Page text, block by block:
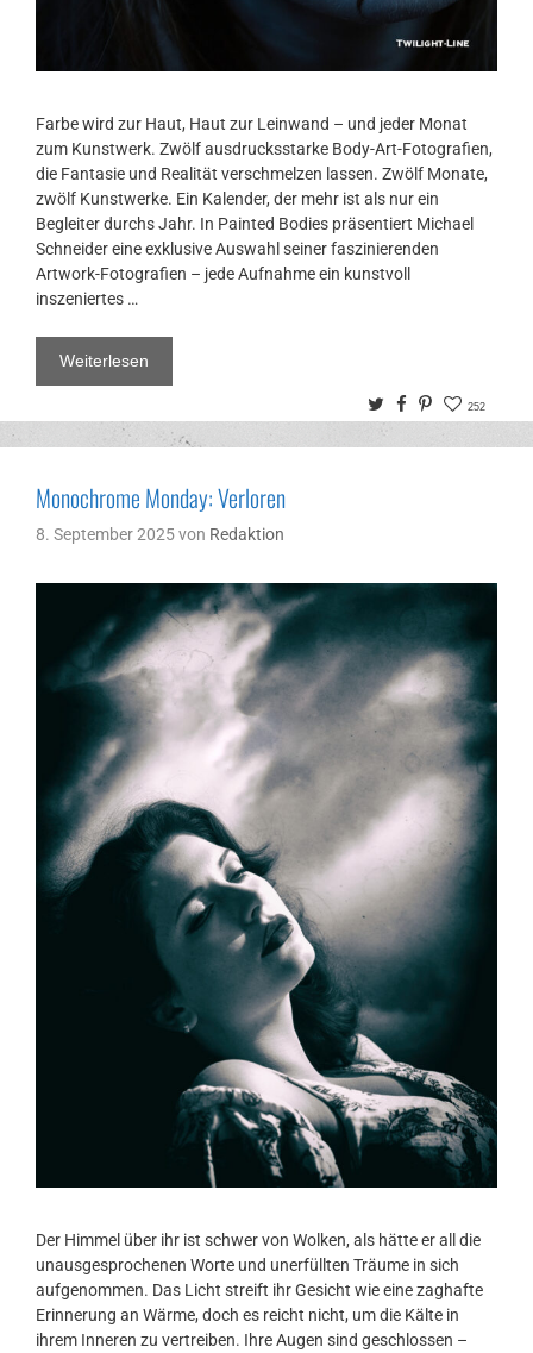
Farbe wird zur Haut, Haut zur Leinwand – und jeder Monat
zum Kunstwerk. Zwölf ausdrucksstarke Body-Art-Fotografien,
die Fantasie und Realität verschmelzen lassen. Zwölf Monate,
zwölf Kunstwerke. Ein Kalender, der mehr ist als nur ein
Begleiter durchs Jahr. In Painted Bodies präsentiert Michael
Schneider eine exklusive Auswahl seiner faszinierenden
Artwork-Fotografien – jede Aufnahme ein kunstvoll
inszeniertes …
Weiterlesen
TwitterFacebook
Pinterest
252
Monochrome Monday: Verloren
8. September 2025von Redaktion
Der Himmel über ihr ist schwer von Wolken, als hätte er all die
unausgesprochenen Worte und unerfüllten Träume in sich
aufgenommen. Das Licht streift ihr Gesicht wie eine zaghafte
Erinnerung an Wärme, doch es reicht nicht, um die Kälte in
ihrem Inneren zu vertreiben. Ihre Augen sind geschlossen –